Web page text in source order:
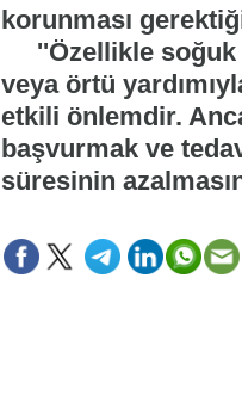
korunması
''Özellikle soğuk
veya örtü
etkili önlemdir.
başvurmak ve
süresinin